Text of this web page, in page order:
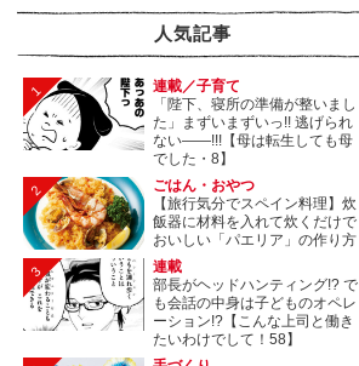
人気記事
1
連載／子育て
「陛下、寝所の準備が整いまし
た」まずいまずいっ!! 逃げられ
ない――!!!【母は転生しても母
でした・8】
2
ごはん・おやつ
【旅行気分でスペイン料理】炊
飯器に材料を入れて炊くだけで
おいしい「パエリア」の作り方
3
連載
部長がヘッドハンティング!? で
も会話の中身は子どものオペレ
ーション!?【こんな上司と働き
たいわけでして！58】